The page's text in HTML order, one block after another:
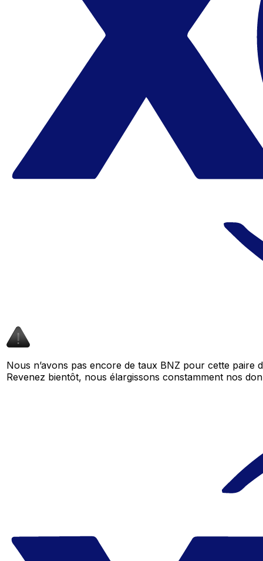
Nous n’avons pas encore de taux BNZ pour cette
Revenez bientôt, nous élargissons constamment nos